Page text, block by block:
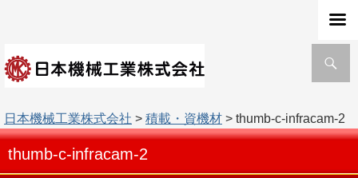
索
日本機械工業株式会社 > 積載・資機材 > thumb-c-infracam-2
thumb-c-infracam-2